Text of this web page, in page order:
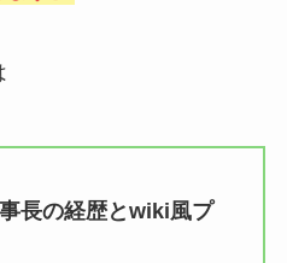
長の経歴とwiki風プ